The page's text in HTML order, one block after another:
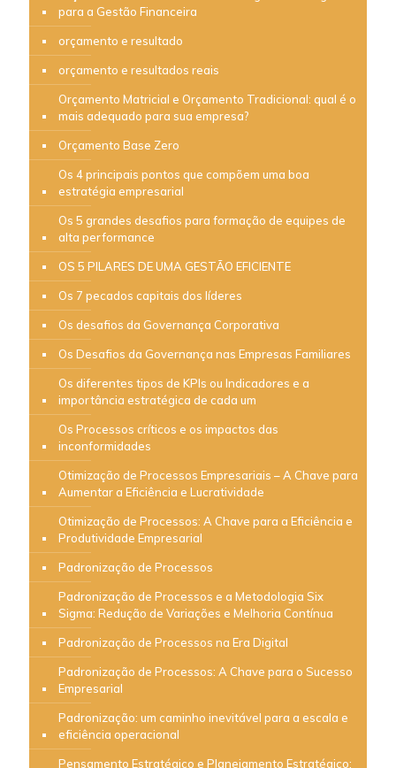
para a Gestão Financeira
orçamento e resultado
orçamento e resultados reais
Orçamento Matricial e Orçamento Tradicional: qual é o
mais adequado para sua empresa?
Orçamento Base Zero
Os 4 principais pontos que compõem uma boa
estratégia empresarial
Os 5 grandes desafios para formação de equipes de
alta performance
OS 5 PILARES DE UMA GESTÃO EFICIENTE
Os 7 pecados capitais dos líderes
Os desafios da Governança Corporativa
Os Desafios da Governança nas Empresas Familiares
Os diferentes tipos de KPIs ou Indicadores e a
importância estratégica de cada um
Os Processos críticos e os impactos das
inconformidades
Otimização de Processos Empresariais – A Chave para
Aumentar a Eficiência e Lucratividade
Otimização de Processos: A Chave para a Eficiência e
Produtividade Empresarial
Padronização de Processos
Padronização de Processos e a Metodologia Six
Sigma: Redução de Variações e Melhoria Contínua
Padronização de Processos na Era Digital
Padronização de Processos: A Chave para o Sucesso
Empresarial
Padronização: um caminho inevitável para a escala e
eficiência operacional
Pensamento Estratégico e Planejamento Estratégico: